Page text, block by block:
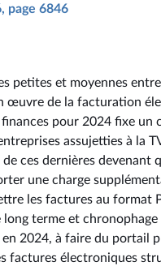
page 6846
petites et moyennes
œuvre de la facturation
pour 2024 fixe
assujetties à la
ces dernières devenant
une charge
les factures au format
terme et
2024, à faire du portail
électroniques